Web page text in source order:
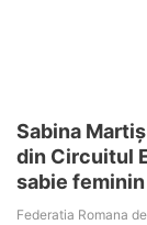
Sabina
din Circuitul
sabie
Federatia Romana